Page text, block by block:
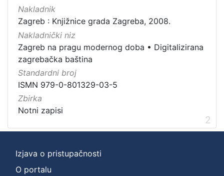
Nakladnik
Zagreb : Knjižnice grada Zagreba, 2008.
Nakladnički niz
Zagreb na pragu modernog doba • Digitalizirana
zagrebačka baština
Standardni broj
ISMN 979-0-801329-03-5
Zbirka
Notni zapisi
2
Izjava o pristupačnosti
O portalu